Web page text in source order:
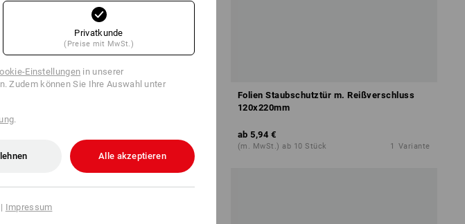
(m. MwSt.) ab 6 Pack Farben
Folien Staubschutztür m. Reißverschluss
120x220mm
ab 5,94 €
(m. MwSt.) ab 10 Stück 1 Variante
Privatkunde
(Preise mit MwSt.)
Einstellungen in unserer
Zudem können Sie Ihre Auswahl unter
.
Alle akzeptieren
Impressum